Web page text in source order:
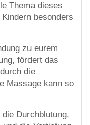
Thema dieses
besonders
zu eurem
fördert das
die
Massage kann so
Durchblutung,